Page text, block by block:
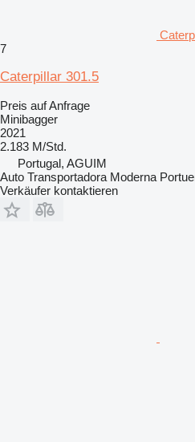
7
Caterpillar 301.5
Preis auf Anfrage
Minibagger
2021
2.183 M/Std.
Portugal, AGUIM
Auto Transportadora Moderna
Verkäufer kontaktieren